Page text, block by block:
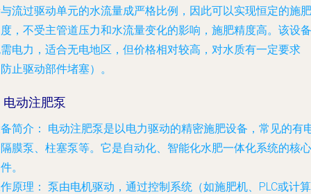
流过驱动单元的水流量成严格比例，因此可以实现恒定的施肥
，不受主管道压力和水流量变化的影响，施肥精度高。该设备
电力，适合无电地区，但价格相对较高，对水质有一定要求
止驱动部件堵塞）。
电动注肥泵
简介：
电动注肥泵是以电力驱动的精密施肥设备，常见的有
膜泵、柱塞泵等。它是自动化、智能化水肥一体化系统的核心
。
原理： 泵由电机驱动，通过控制系统（如施肥机、PLC或计算